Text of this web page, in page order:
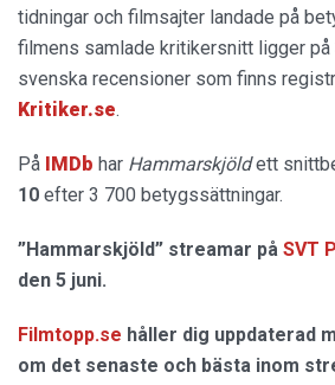
tidningar och filmsajter landade på
filmens samlade kritikersnitt ligger på
svenska recensioner som finns
Kritiker.se.
På IMDb har Hammarskjöldett
10 efter 3 700 betygssättningar.
”Hammarskjöld” streamar på SVT
den 5 juni.
Filmtopp.se håller dig uppdaterad
om det senaste och bästa inom